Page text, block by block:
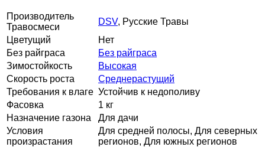
Производитель
Травосмеси
DSV, Русские Травы
Цветущий
Нет
Без райграса
Без райграса
Зимостойкость
Высокая
Скорость роста
Среднерастущий
Требования к влаге Устойчив к недополиву
Фасовка
1 кг
Назначение газона
Для дачи
Условия
произрастания
Для средней полосы, Для северных
регионов, Для южных регионов